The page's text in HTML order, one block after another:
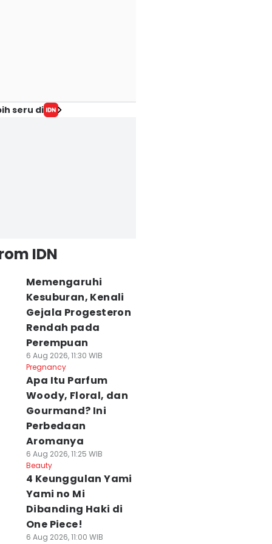
seru di
IDN
Memengaruhi
Kesuburan, Kenali
Gejala Progesteron
Rendah pada
Perempuan
6 Aug 2026, 11:30 WIB
Pregnancy
Apa Itu Parfum
Woody, Floral, dan
Gourmand? Ini
Perbedaan
Aromanya
6 Aug 2026, 11:25 WIB
Beauty
4 Keunggulan Yami
Yami no Mi
Dibanding Haki di
One Piece!
6 Aug 2026, 11:00 WIB